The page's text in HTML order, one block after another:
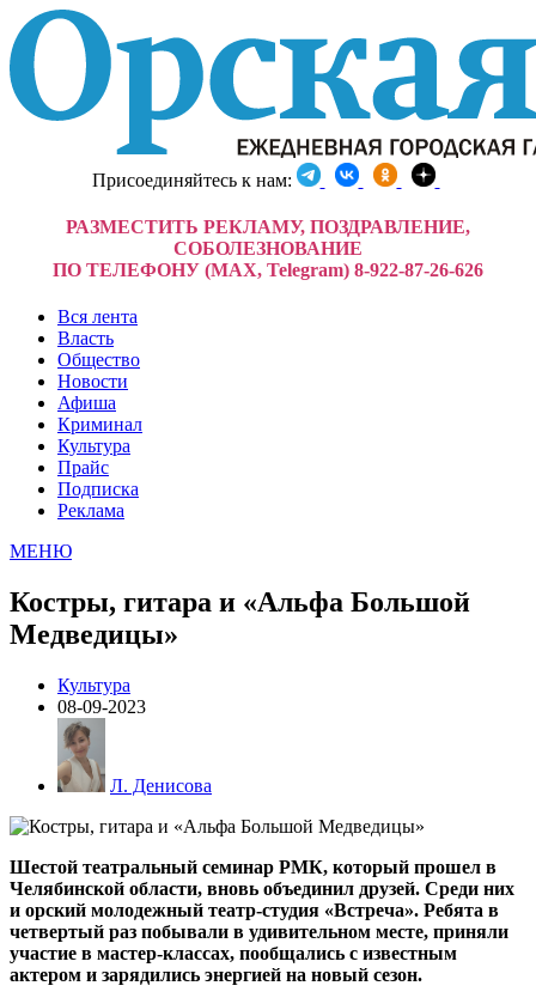
Присоединяйтесь к нам:
РАЗМЕСТИТЬ РЕКЛАМУ, ПОЗДРАВЛЕНИЕ,
СОБОЛЕЗНОВАНИЕ
ПО ТЕЛЕФОНУ (MAX, Telegram) 8-922-87-26-626
Вся лента
Власть
Общество
Новости
Афиша
Криминал
Культура
Прайс
Подписка
Реклама
МЕНЮ
Костры, гитара и «Альфа Большой
Медведицы»
Культура
08-09-2023
Л. Денисова
Шестой театральный семинар РМК, который прошел в
Челябинской области, вновь объединил друзей. Среди них
и орский молодежный театр-студия «Встреча». Ребята в
четвертый раз побывали в удивительном месте, приняли
участие в мастер-классах, пообщались с известным
актером и зарядились энергией на новый сезон.